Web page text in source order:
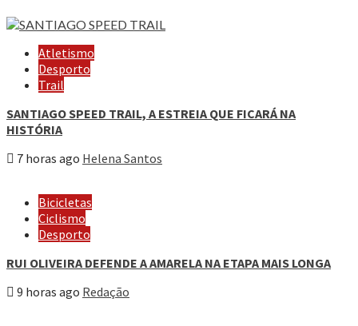
Atletismo
Desporto
Trail
SANTIAGO SPEED TRAIL, A ESTREIA QUE FICARÁ NA
HISTÓRIA
7 horas ago Helena Santos
Bicicletas
Ciclismo
Desporto
RUI OLIVEIRA DEFENDE A AMARELA NA ETAPA MAIS LONGA
9 horas ago Redação